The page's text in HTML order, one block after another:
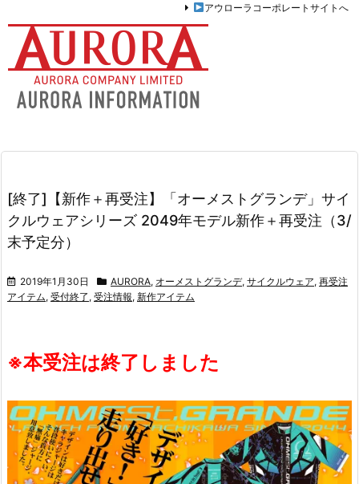
アウローラコーポレートサイトへ
[終了]【新作＋再受注】「オーメストグランデ」サイ
クルウェアシリーズ 2049年モデル新作＋再受注（3/
末予定分）
2019年1月30日 AURORA, オーメストグランデ, サイクルウェア, 再受注
アイテム, 受付終了 , 受注情報, 新作アイテム
※本受注は終了しました